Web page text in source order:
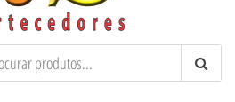
Recondicionados –
e Molas
Amortecedores Recondicionados de
qualidade reconhecida.